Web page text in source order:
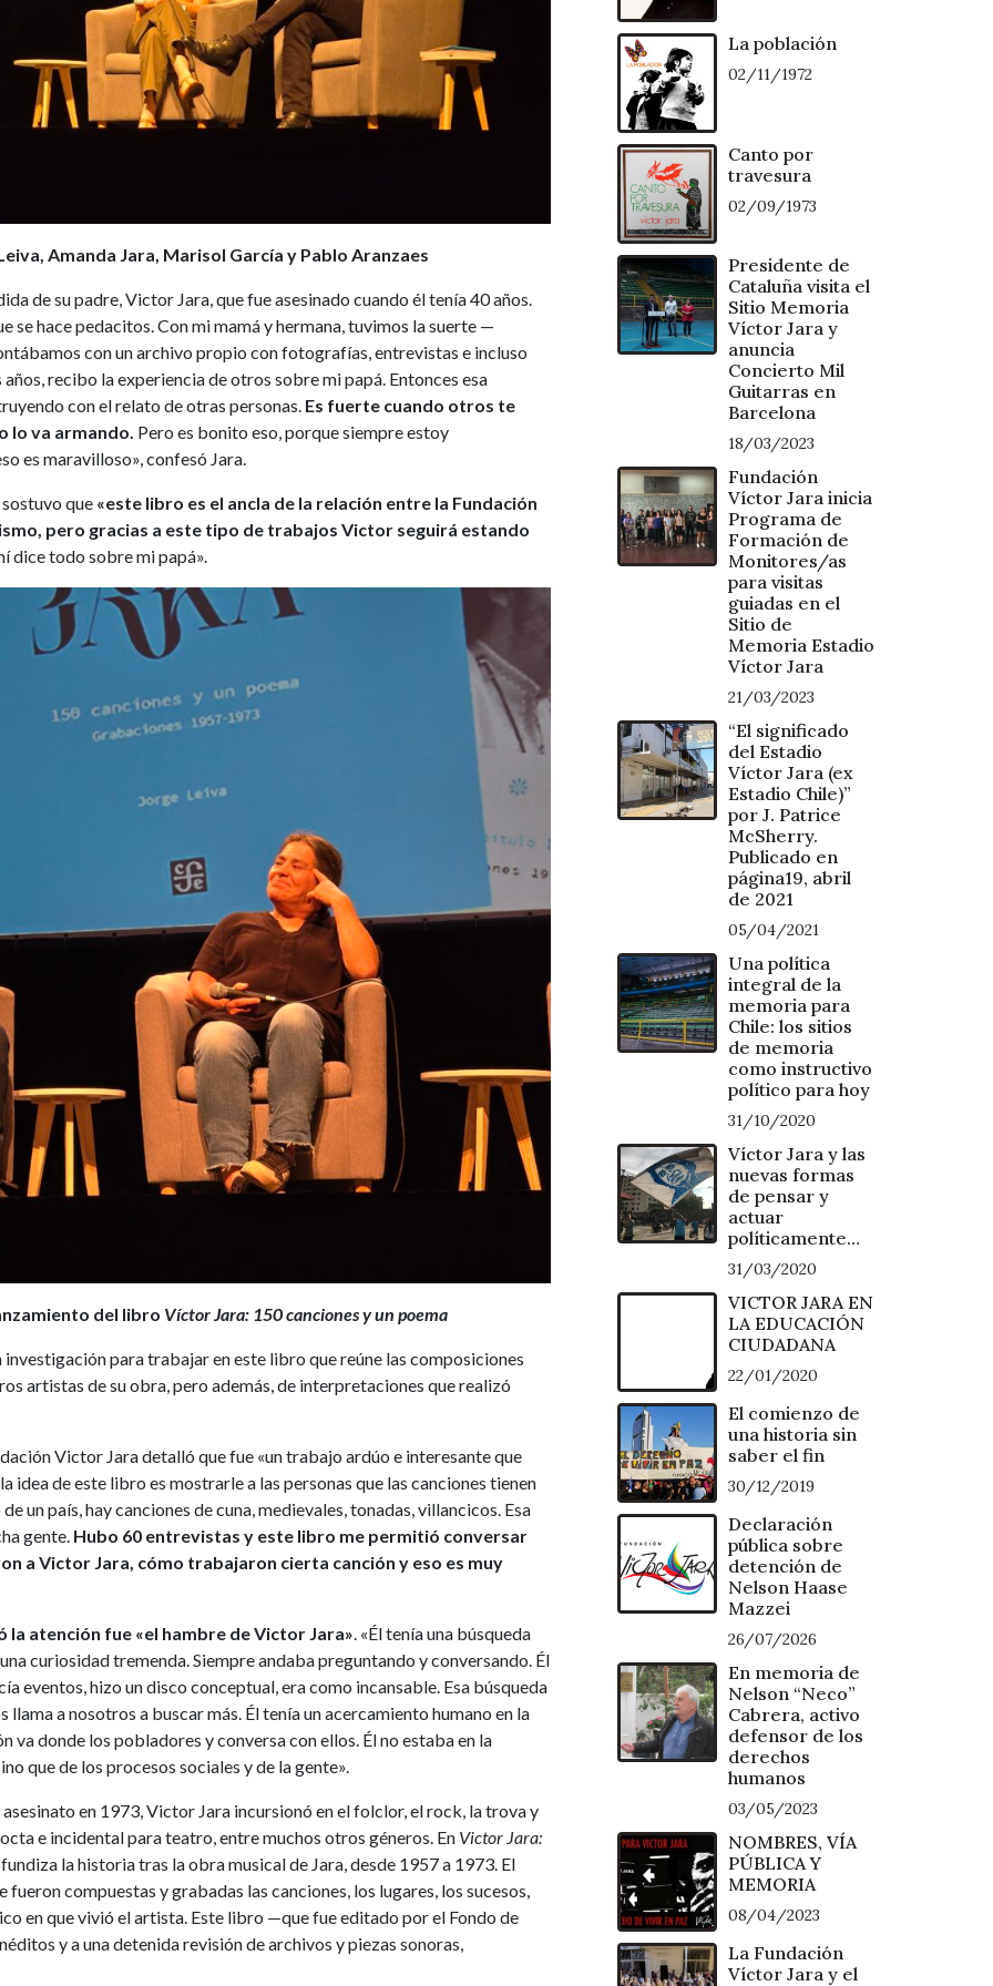
Amanda Jara, Marisol García y Pablo Aranzaes
de su padre, Victor Jara, que fue asesinado cuando él tenía 40 años.
se hace pedacitos. Con mi mamá y hermana, tuvimos la suerte —
con un archivo propio con fotografías, entrevistas e incluso
recibo la experiencia de otros sobre mi papá. Entonces esa
con el relato de otras personas. Es fuerte cuando otros te
lo va armando. Pero es bonito eso, porque siempre estoy
es maravilloso», confesó Jara.
que «este libro es el ancla de la relación entre la Fundación
pero gracias a este tipo de trabajos Victor seguirá estando
dice todo sobre mi papá».
del libro Víctor Jara: 150 canciones y un poema
para trabajar en este libro que reúne las composiciones
artistas de su obra, pero además, de interpretaciones que realizó
Victor Jara detalló que fue «un trabajo ardúo e interesante que
idea de este libro es mostrarle a las personas que las canciones tienen
un país, hay canciones de cuna, medievales, tonadas, villancicos. Esa
gente. Hubo 60 entrevistas y este libro me permitió conversar
a Victor Jara, cómo trabajaron cierta canción y eso es muy
atención fue «el hambre de Victor Jara». «Él tenía una búsqueda
curiosidad tremenda. Siempre andaba preguntando y conversando. Él
eventos, hizo un disco conceptual, era como incansable. Esa búsqueda
a nosotros a buscar más. Él tenía un acercamiento humano en la
va donde los pobladores y conversa con ellos. Él no estaba en la
que de los procesos sociales y de la gente».
en 1973, Victor Jara incursionó en el folclor, el rock, la trova y
e incidental para teatro, entre muchos otros géneros. En Victor Jara:
la historia tras la obra musical de Jara, desde 1957 a 1973. El
compuestas y grabadas las canciones, los lugares, los sucesos,
en que vivió el artista. Este libro —que fue editado por el Fondo de
y a una detenida revisión de archivos y piezas sonoras,
La población
02/11/1972
Canto por
travesura
02/09/1973
Presidente de
Cataluña visita el
Sitio Memoria
Víctor Jara y
anuncia
Concierto Mil
Guitarras en
Barcelona
18/03/2023
Fundación
Víctor Jara inicia
Programa de
Formación de
Monitores/as
para visitas
guiadas en el
Sitio de
Memoria Estadio
Víctor Jara
21/03/2023
“El significado
del Estadio
Víctor Jara (ex
Estadio Chile)”
por J. Patrice
McSherry.
Publicado en
página19, abril
de 2021
05/04/2021
Una política
integral de la
memoria para
Chile: los sitios
de memoria
como instructivo
político para hoy
31/10/2020
Víctor Jara y las
nuevas formas
de pensar y
actuar
políticamente…
31/03/2020
VICTOR JARA EN
LA EDUCACIÓN
CIUDADANA
22/01/2020
El comienzo de
una historia sin
saber el fin
30/12/2019
Declaración
pública sobre
detención de
Nelson Haase
Mazzei
26/07/2026
En memoria de
Nelson “Neco”
Cabrera, activo
defensor de los
derechos
humanos
03/05/2023
NOMBRES, VÍA
PÚBLICA Y
MEMORIA
08/04/2023
La Fundación
Víctor Jara y el